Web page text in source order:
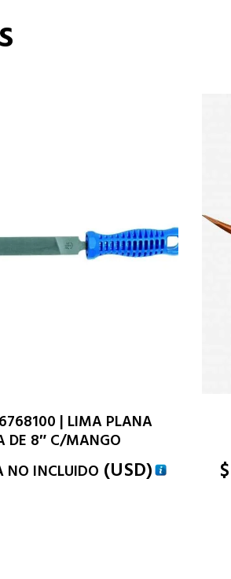
| LIMA PLANA
DE 8″ C/MANGO
NO INCLUIDO (USD) $